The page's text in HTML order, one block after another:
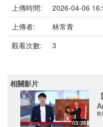
上傳時間:
2026-04-06
上傳者:
林常青
觀看次數:
3
相關影片
03:26
觀